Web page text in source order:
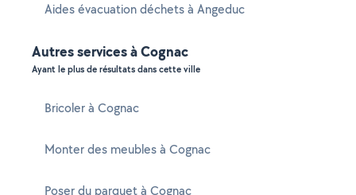
Aides évacuation déchets à Angeduc
Autres services à Cognac
Ayant le plus de résultats dans cette ville
Bricoler à Cognac
Monter des meubles à Cognac
Poser du parquet à Cognac